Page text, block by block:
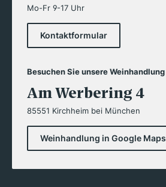
Mo-Fr 9-17 Uhr
Kontaktformular
Besuchen Sie unsere Weinhandlung
Am Werbering 4
85551 Kirchheim bei München
Weinhandlung in Google Maps